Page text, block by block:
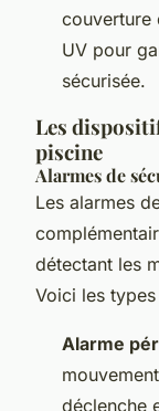
couverture
UV pour
sécurisée.
Les
piscine
Alarmes de
Les alarmes
détectant les
Voici les types
Alarme
déclenche